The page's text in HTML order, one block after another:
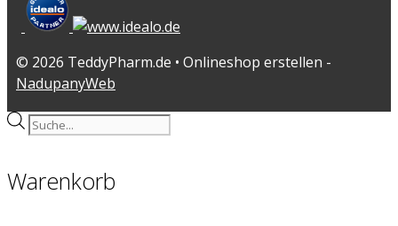
© 2026 TeddyPharm.de • Onlineshop erstellen -
NadupanyWeb
Products
Warenkorb